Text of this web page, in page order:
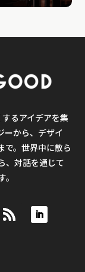
るアイデアを集
ーから、デザイ
で。世界中に散ら
、対話を通じて
。